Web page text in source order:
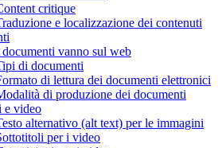
critique
e localizzazione dei contenuti
vanno sul web
di documenti
di lettura dei documenti elettronici
di produzione dei documenti
e video
alternativo (alt text) per le immagini
per i video